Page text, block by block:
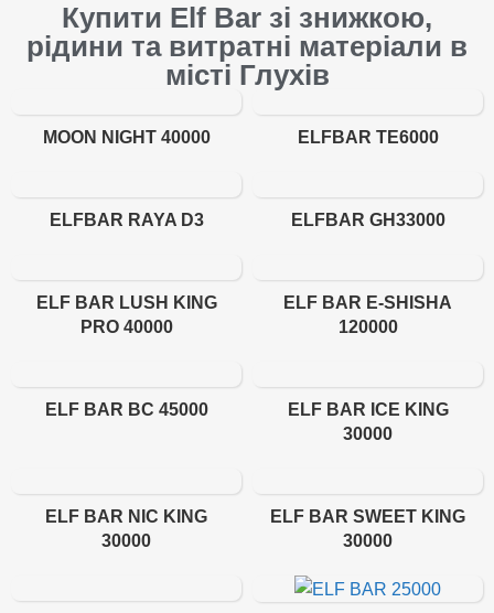
Купити Elf Bar зі знижкою,
рідини та витратні матеріали в
місті Глухів
MOON NIGHT 40000 ELFBAR TE6000
ELFBAR RAYA D3 ELFBAR GH33000
ELF BAR LUSH KING
PRO 40000
ELF BAR E-SHISHA
120000
ELF BAR BC 45000
ELF BAR ICE KING
30000
ELF BAR NIC KING
30000
ELF BAR SWEET KING
30000